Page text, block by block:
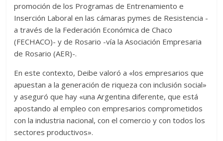
promoción de los Programas de Entrenamiento e
Inserción Laboral en las cámaras pymes de Resistencia -
a través de la Federación Económica de Chaco
(FECHACO)- y de Rosario -vía la Asociación Empresaria
de Rosario (AER)-.
En este contexto, Deibe valoró a «los empresarios que
apuestan a la generación de riqueza con inclusión social»
y aseguró que hay «una Argentina diferente, que está
apostando al empleo con empresarios comprometidos
con la industria nacional, con el comercio y con todos los
sectores productivos».